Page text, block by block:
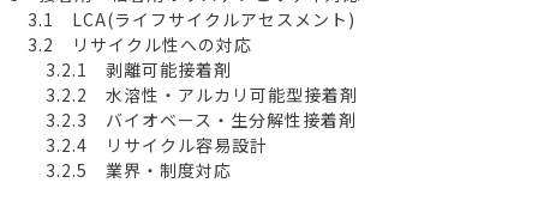
3.1 LCA(ライフサイクルアセスメント)
3.2 リサイクル性への対応
3.2.1 剥離可能接着剤
3.2.2 水溶性・アルカリ可能型接着剤
3.2.3 バイオベース・生分解性接着剤
3.2.4 リサイクル容易設計
3.2.5 業界・制度対応